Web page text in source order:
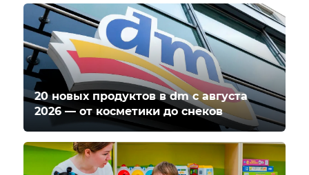
20 новых продуктов в dm с августа
2026 — от косметики до снеков